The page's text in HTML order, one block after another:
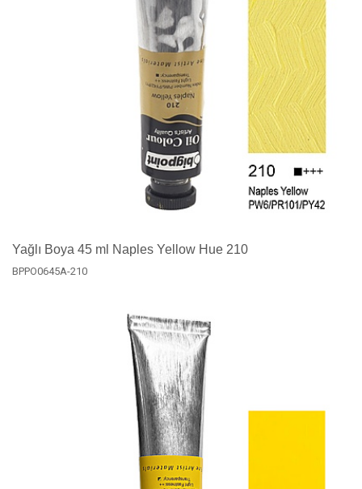
Yağlı Boya 45 ml Naples Yellow Hue 210
BPPO0645A-210